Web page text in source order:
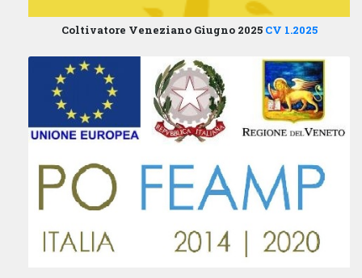
Coltivatore Veneziano Giugno 2025 CV 1.2025